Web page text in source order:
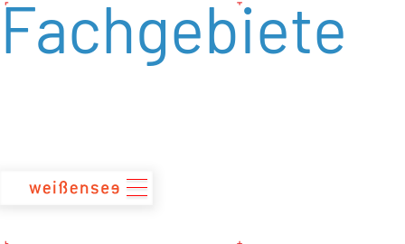
zum
Inhalt
Fachgebiete